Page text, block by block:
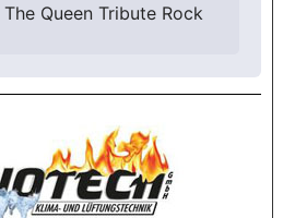
Queen Tribute Rock